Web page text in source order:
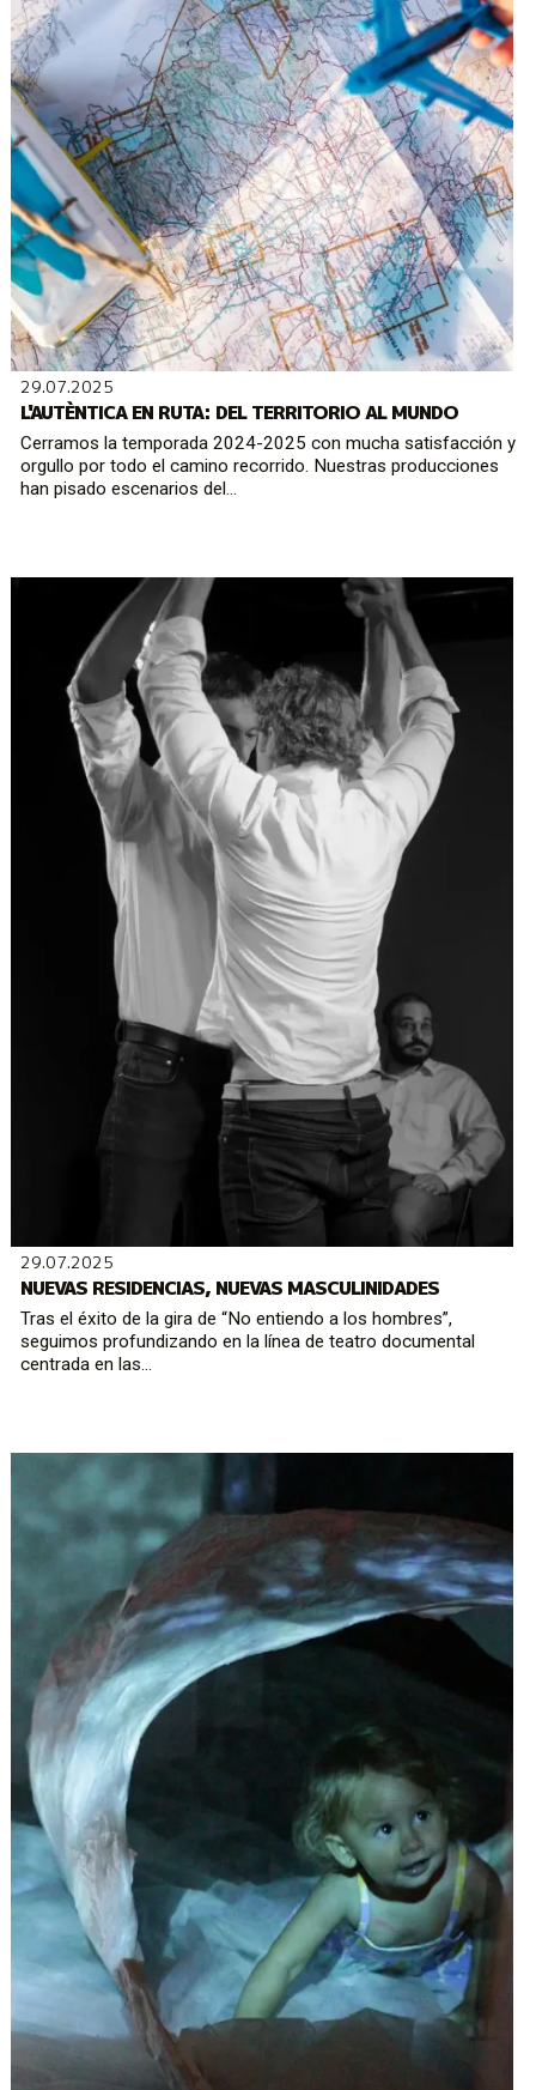
29.07.2025
L'AUTÈNTICA EN RUTA: DEL TERRITORIO AL MUNDO
Cerramos la temporada 2024-2025 con mucha satisfacción y
orgullo por todo el camino recorrido. Nuestras producciones
han pisado escenarios del...
29.07.2025
NUEVAS RESIDENCIAS, NUEVAS MASCULINIDADES
Tras el éxito de la gira de “No entiendo a los hombres”,
seguimos profundizando en la línea de teatro documental
centrada en las...